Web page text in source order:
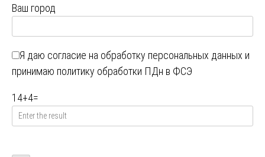
Ваш город
Я даю согласие на обработку персональных данных и
принимаю политику обработки ПДн в ФСЭ
14+4=